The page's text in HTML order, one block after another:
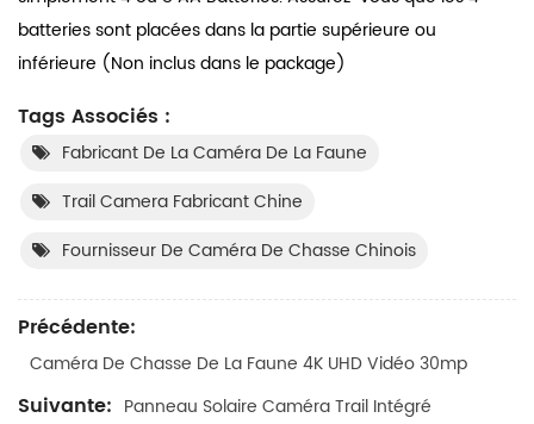
batteries sont placées dans la partie supérieure ou
inférieure (Non inclus dans le package)
Tags Associés :
Fabricant De La Caméra De La Faune
Trail Camera Fabricant Chine
Fournisseur De Caméra De Chasse Chinois
Précédente:
Caméra De Chasse De La Faune 4K UHD Vidéo 30mp
Suivante: Panneau Solaire Caméra Trail Intégré